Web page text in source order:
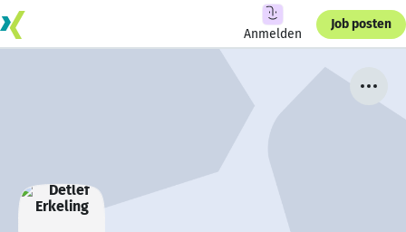
Anmelden
Job posten